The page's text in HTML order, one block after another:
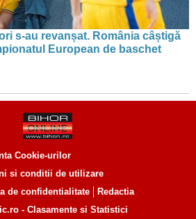
s-au revanșat. România câștigă
European de baschet
Cookie-urilor
si conditii de utilizare
de confidentialitate
Redactia